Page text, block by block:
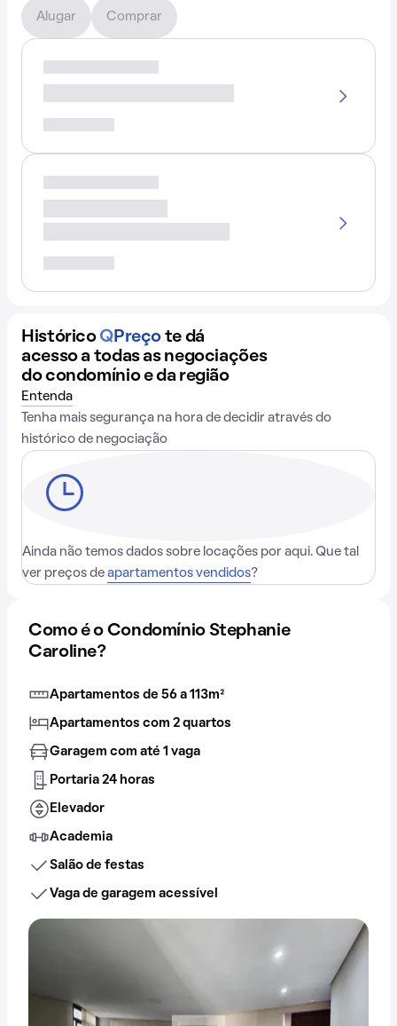
Alugar Comprar
Histórico QPreço te dá
acesso a todas as negociações
do condomínio e da região
Entenda
Tenha mais segurança na hora de decidir através do
histórico de negociação
Ainda não temos dados sobre locações por aqui. Que tal
ver preços de apartamentos vendidos?
Como é o Condomínio Stephanie
Caroline?
Apartamentos de 56 a 113m²
Apartamentos com 2 quartos
Garagem com até 1 vaga
Portaria 24 horas
Elevador
Academia
Salão de festas
Vaga de garagem acessível